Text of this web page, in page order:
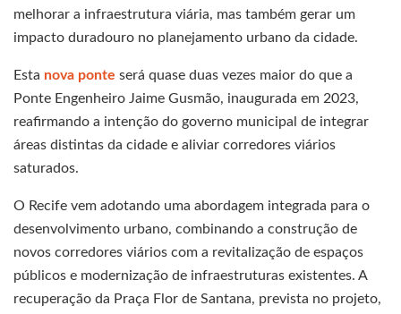
melhorar a infraestrutura viária, mas também gerar um
impacto duradouro no planejamento urbano da cidade.
Esta nova ponte será quase duas vezes maior do que a
Ponte Engenheiro Jaime Gusmão, inaugurada em 2023,
reafirmando a intenção do governo municipal de integrar
áreas distintas da cidade e aliviar corredores viários
saturados.
O Recife vem adotando uma abordagem integrada para o
desenvolvimento urbano, combinando a construção de
novos corredores viários com a revitalização de espaços
públicos e modernização de infraestruturas existentes. A
recuperação da Praça Flor de Santana, prevista no projeto,